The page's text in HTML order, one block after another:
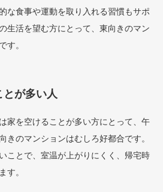
な食事や運動を取り入れる習慣もサポ
生活を望む方にとって、東向きのマン
す。
とが多い人
家を空けることが多い方にとって、午
きのマンションはむしろ好都合です。
ことで、室温が上がりにくく、帰宅時
す。